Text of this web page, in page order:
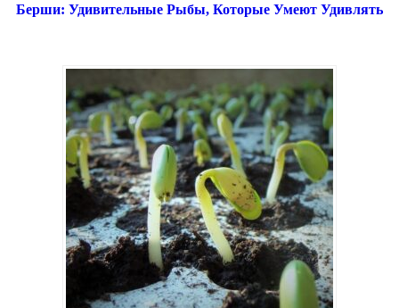
Берши: Удивительные Рыбы, Которые Умеют Удивлять